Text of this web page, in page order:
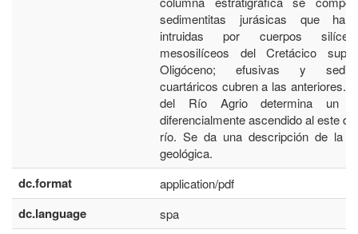
sedimentitas jurásicas que
intruidas por cuerpos
mesosilíceos del Cretácico
Oligóceno; efusivas y
cuartáricos cubren a las anteriores.
del Río Agrio determina un
diferencialmente ascendido al este
río. Se da una descripción de la
geológica.
dc.format application/pdf
dc.language spa